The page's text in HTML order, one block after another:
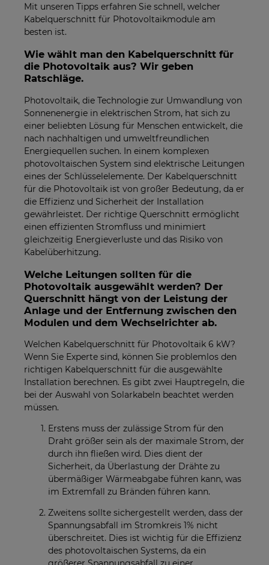
Mit unseren Tipps erfahren Sie schnell, welcher
Kabelquerschnitt für Photovoltaikmodule am
besten ist.
Wie wählt man den Kabelquerschnitt für
die Photovoltaik aus? Wir geben
Ratschläge.
Photovoltaik, die Technologie zur Umwandlung von
Sonnenenergie in elektrischen Strom, hat sich zu
einer beliebten Lösung für Menschen entwickelt, die
nach nachhaltigen und umweltfreundlichen
Energiequellen suchen. In einem komplexen
photovoltaischen System sind elektrische Leitungen
eines der Schlüsselelemente. Der Kabelquerschnitt
für die Photovoltaik ist von großer Bedeutung, da er
die Effizienz und Sicherheit der Installation
gewährleistet. Der richtige Querschnitt ermöglicht
einen effizienten Stromfluss und minimiert
gleichzeitig Energieverluste und das Risiko von
Kabelüberhitzung.
Welche Leitungen sollten für die
Photovoltaik ausgewählt werden? Der
Querschnitt hängt von der Leistung der
Anlage und der Entfernung zwischen den
Modulen und dem Wechselrichter ab.
Welchen Kabelquerschnitt für Photovoltaik 6 kW?
Wenn Sie Experte sind, können Sie problemlos den
richtigen Kabelquerschnitt für die ausgewählte
Installation berechnen. Es gibt zwei Hauptregeln, die
bei der Auswahl von Solarkabeln beachtet werden
müssen.
Erstens muss der zulässige Strom für den
Draht größer sein als der maximale Strom, der
durch ihn fließen wird. Dies dient der
Sicherheit, da Überlastung der Drähte zu
übermäßiger Wärmeabgabe führen kann, was
im Extremfall zu Bränden führen kann.
Zweitens sollte sichergestellt werden, dass der
Spannungsabfall im Stromkreis 1% nicht
überschreitet. Dies ist wichtig für die Effizienz
des photovoltaischen Systems, da ein